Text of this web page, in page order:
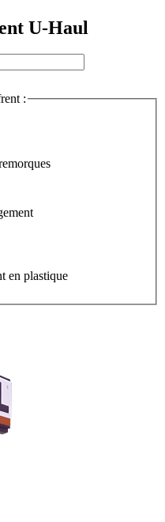
U-Haul
:
en plastique